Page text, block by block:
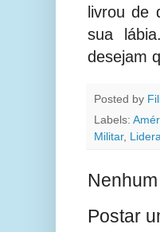
livrou de
sua
desejam
Posted by
Labels:
Militar,
Postar